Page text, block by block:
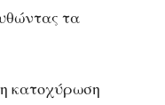
τα
κατοχύρωση